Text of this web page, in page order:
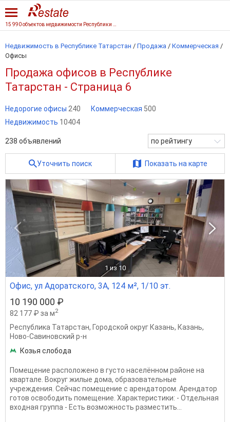
Недвижимость в Республике Татарстан / Продажа / Коммерческая /
Офисы
Продажа офисов в Республике
Татарстан - Страница 6
Недорогие офисы 240 Коммерческая 500
Недвижимость 10404
238 объявлений по рейтингу
Уточнить поиск Показать на карте
1 из 10
Офис, ул Адоратского, 3А, 124 м², 1/10 эт.
10 190 000 ₽
82 177 ₽ за м2
Республика Татарстан, Городской округ Казань, Казань,
Ново-Савиновский р-н
Козья слобода
Помещение расположено в густо населённом районе на
квартале. Вокруг жилые дома, образовательные
учреждения. Сейчас помещение с арендатором. Арендатор
готов освободить помещение. Характеристики: - Отдельная
входная группа - Есть возможность разместить...